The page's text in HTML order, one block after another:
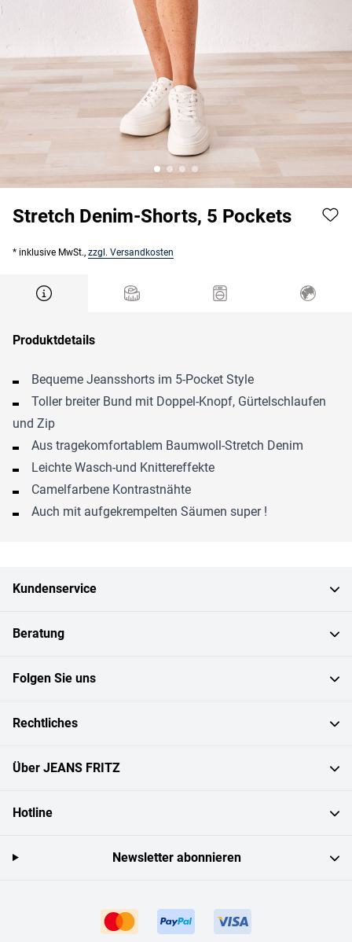
Stretch Denim-Shorts, 5 Pockets
* inklusive MwSt., zzgl. Versandkosten
Produktdetails
Bequeme Jeansshorts im 5-Pocket Style
Toller breiter Bund mit Doppel-Knopf, Gürtelschlaufen
und Zip
Aus tragekomfortablem Baumwoll-Stretch Denim
Leichte Wasch-und Knittereffekte
Camelfarbene Kontrastnähte
Auch mit aufgekrempelten Säumen super !
Kundenservice
Beratung
Folgen Sie uns
Rechtliches
Über JEANS FRITZ
Hotline
Newsletter abonnieren